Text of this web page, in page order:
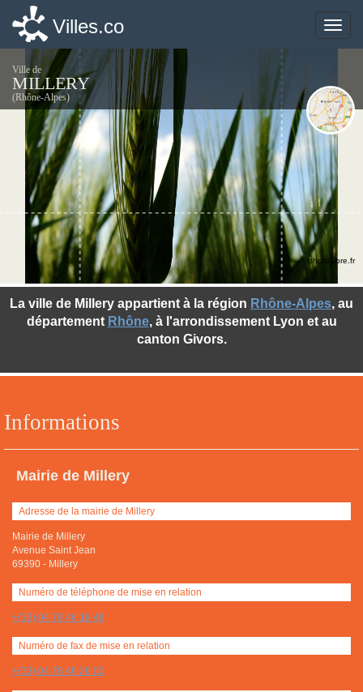
Toggle
Villes.co
Ville de
MILLERY
(Rhône-Alpes)
Informations
Mairie de Millery
Adresse de la mairie de Millery
Mairie de Millery
Avenue Saint Jean
69390 - Millery
Numéro de téléphone de mise en relation
+(33) 04 78 46 18 48
Numéro de fax de mise en relation
+(33) 04 78 46 26 00
La ville de Millery appartient à la région Rhône-Alpes, au
département Rhône, à l'arrondissement Lyon et au
canton Givors.
©photo-libre.fr
Toggle
Villes.co